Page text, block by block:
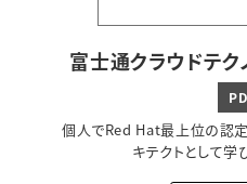
富士通クラウドテ
個人でRed Hat最上位の認
キテクトとして